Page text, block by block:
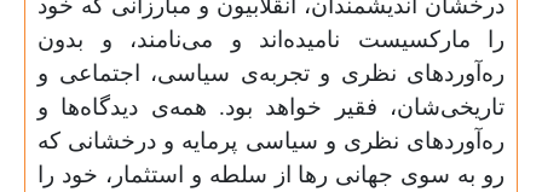
را مارکسیست نامیده‌اند و می‌نامند، و بدون
ره‌آوردهای نظری و تجربه‌ی سیاسی، اجتماعی و
تاریخی‌شان، فقیر خواهد بود. همه‌ی دیدگاه‌ها و
ره‌آوردهای نظری و سیاسی‌ پرمایه و درخشانی که
رو به سوی جهانی رها از سلطه و استثمار، خود را